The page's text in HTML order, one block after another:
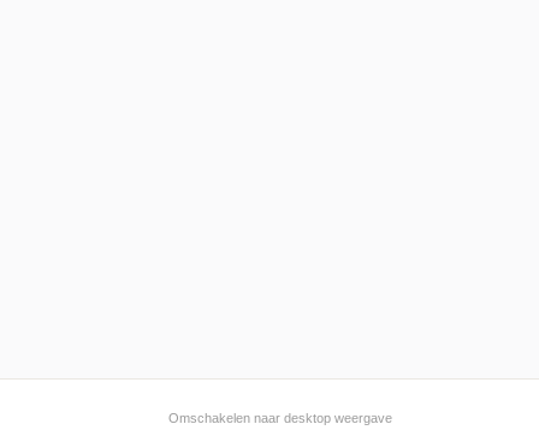
Omschakelen naar desktop weergave